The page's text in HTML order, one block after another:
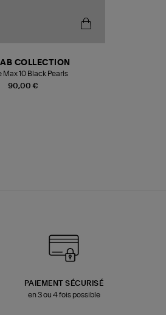
90,00 €
COLLECTION
Max 10 Black Pearls
PAIEMENT SÉCURISÉ
en 3 ou 4 fois possible